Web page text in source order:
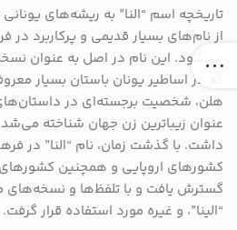
تاریخچه اسم “النا” به ریشه‌های
از نام‌های بسیار قدیمی و پرکاربرد
که در اساطیر یونان باستان بسیار
هلن، شخصیت برجسته‌ای در
عنوان زیباترین زن جهان شناخته
داشت. با گذشت زمان، نام “النا” در
کشورهای اروپایی و همچنین کشورهای
گسترش یافت و با تلفظ‌ها و نسخه‌های
“الینا”، و غیره مورد استفاده قرار گرفت.